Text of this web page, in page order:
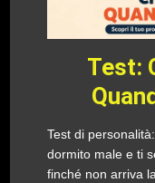
Test:
Test di
dormito male e ti
finché non arriva